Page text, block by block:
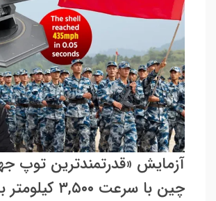
آزمایش «قدرتمندترین توپ
چین با سرعت ۳,۵۰۰ کیلومتر بر ساعت